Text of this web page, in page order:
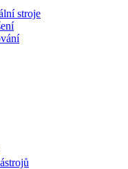
stroje